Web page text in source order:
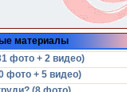
материалы
фото + 2 видео)
фото + 5 видео)